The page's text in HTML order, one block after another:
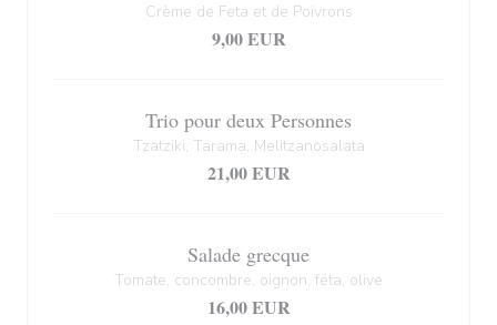
Crème de Feta et de Poivrons
9,00 EUR
Trio pour deux Personnes
Tzatziki, Tarama, Melitzanosalata
21,00 EUR
Salade grecque
Tomate, concombre, oignon, féta, olive
16,00 EUR